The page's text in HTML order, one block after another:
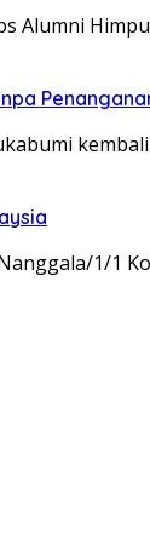
Alumni
1/1